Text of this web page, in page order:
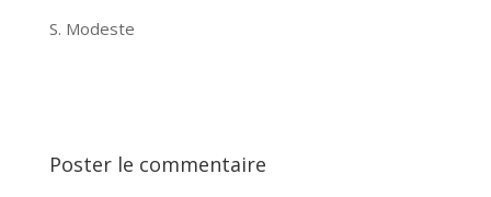
S. Modeste
Poster le commentaire